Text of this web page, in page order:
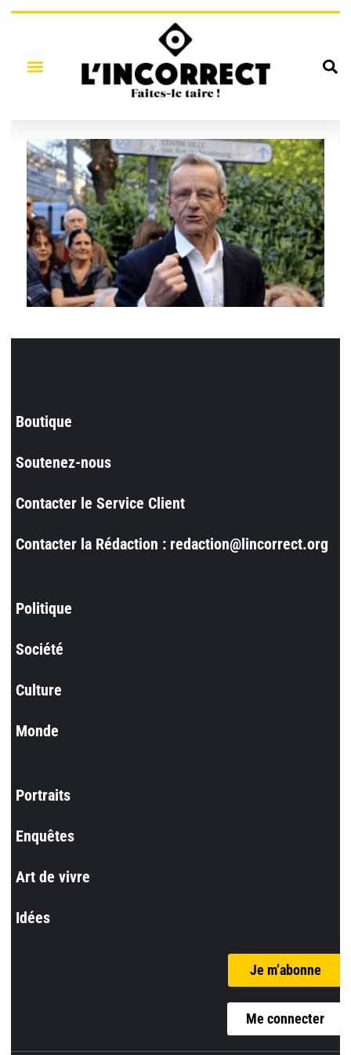
Boutique
Soutenez-nous
Contacter le Service Client
Contacter la Rédaction : redaction@lincorrect.org
Politique
Société
Culture
Monde
Portraits
Enquêtes
Art de vivre
Idées
Je m’abonne
Me connecter